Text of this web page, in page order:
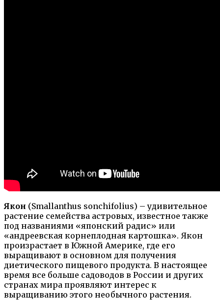
Якон (Smallanthus sonchifolius) – удивительное
растение семейства астровых, известное также
под названиями «японский радис» или
«андреевская корнеплодная картошка». Якон
произрастает в Южной Америке, где его
выращивают в основном для получения
диетического пищевого продукта. В настоящее
время все больше садоводов в России и других
странах мира проявляют интерес к
выращиванию этого необычного растения.